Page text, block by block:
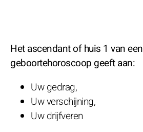
Het ascendant of huis 1 van een
geboortehoroscoop geeft aan:
Uw gedrag,
Uw verschijning,
Uw drijfveren